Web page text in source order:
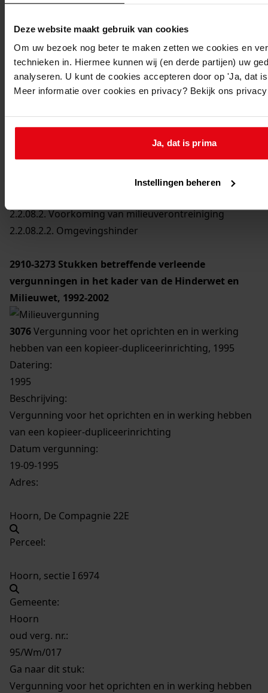
Deze website maakt gebruik van cookies
Om uw bezoek nog beter te maken zetten we cookies en
technieken in. Hiermee kunnen wij (en derde partijen) uw
analyseren. U kunt de cookies accepteren door op 'Ja, dat
Meer informatie over cookies en privacy? Bekijk ons
Ja, dat is prima
Instellingen beheren
Printen
duurzaam webadres
2. Stukken betreffende bijzondere onderwerpen
2.2.08.2. Voorkoming van milieuverontreiniging
2.2.08.2.2. Omgevingshinder
2910-3273 Stukken betreffende verleende
vergunningen in het kader van de Hinderwet en
Milieuwet, 1992-2002
3076Vergunning voor het oprichten en in werking
hebben van een kopieer-dupliceerinrichting, 1995
Datering:
1995
Beschrijving:
Vergunning voor het oprichten en in werking hebben
van een kopieer-dupliceerinrichting
Datum vergunning:
19-09-1995
Adres:
Hoorn, De Compagnie 22E
Perceel:
Hoorn, sectie I 6974
Gemeente:
Hoorn
oud verg. nr.:
95/Wm/017
Ga naar dit stuk:
Vergunning voor het oprichten en in werking hebben